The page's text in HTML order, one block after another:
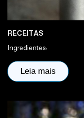
RECEITAS
Ingredientes:
Leia mais